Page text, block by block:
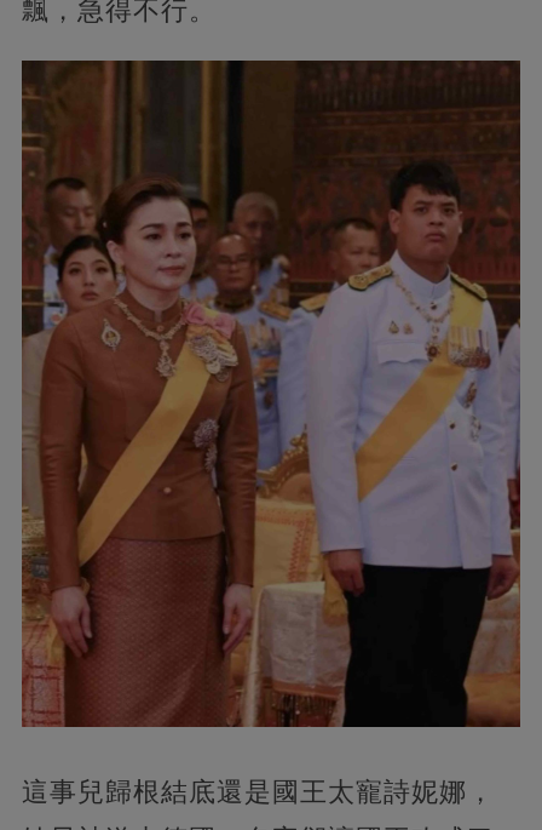
飄，急得不行。
這事兒歸根結底還是國王太寵詩妮娜，